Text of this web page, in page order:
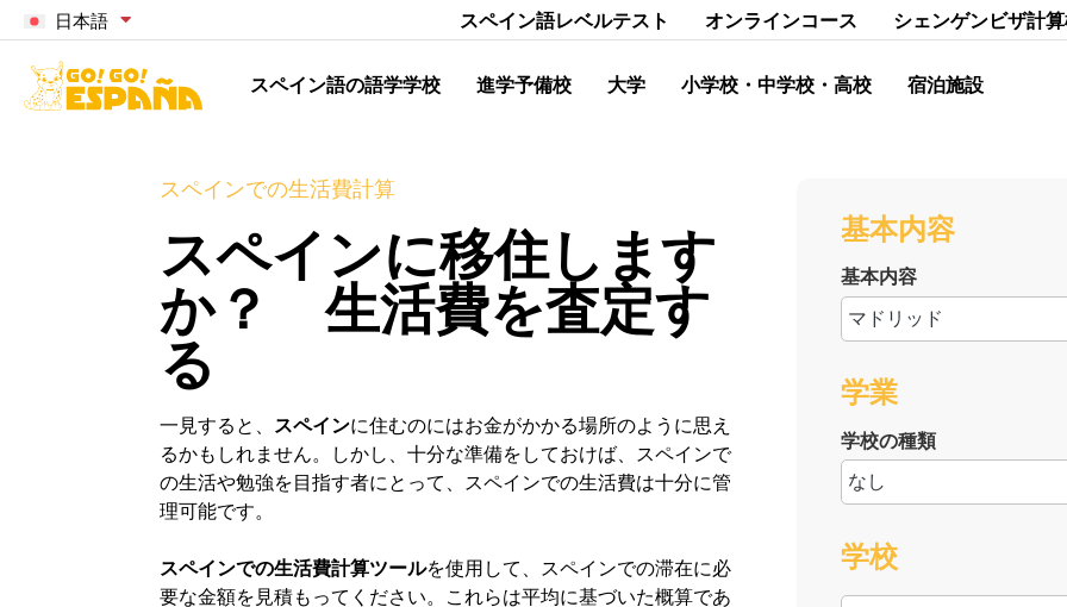
日本語 スペイン語レベルテスト オンラインコース シェンゲンビザ計
スペイン語の語学学校 進学予備校 大学 小学校・中学校・高校 宿泊施設
スペインでの生活費計算
スペインに移住します
か？ 生活費を査定す
る
一見すると、 スペインに住むのにはお金がかかる場所のように思え
るかもしれません。しかし、十分な準備をしておけば、スペインで
の生活や勉強を目指す者にとって、スペインでの生活費は十分に管
理可能です。
スペインでの生活費計算ツールを使用して、スペインでの滞在に必
要な金額を見積もってください。これらは平均に基づいた概算であ
基本内容
基本内容
学業
学校の種類
学校